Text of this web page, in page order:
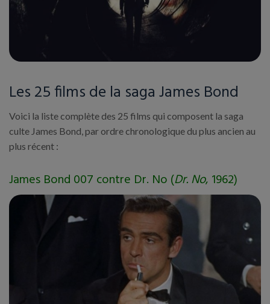
Les 25 films de la saga James Bond
Voici la liste complète des 25 films qui composent la saga
culte James Bond, par ordre chronologique du plus ancien au
plus récent :
James Bond 007 contre Dr. No (Dr. No, 1962)